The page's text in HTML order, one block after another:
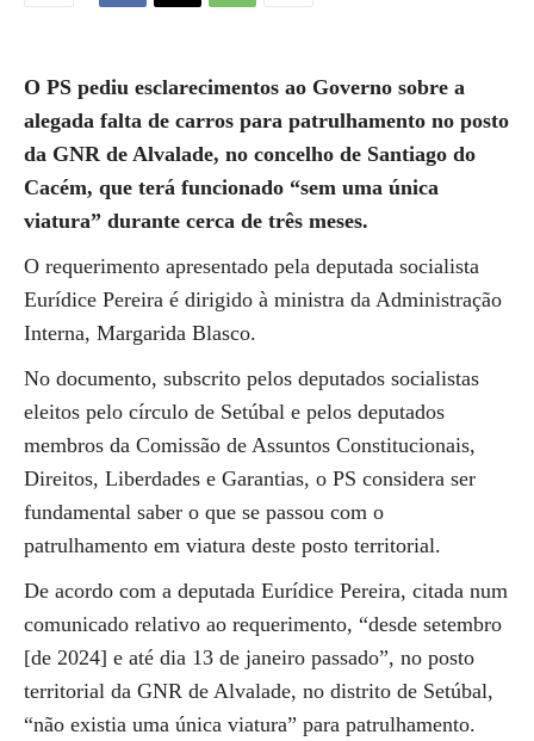
O PS pediu esclarecimentos ao Governo sobre a
alegada falta de carros para patrulhamento no posto
da GNR de Alvalade, no concelho de Santiago do
Cacém, que terá funcionado “sem uma única
viatura” durante cerca de três meses.
O requerimento apresentado pela deputada socialista
Eurídice Pereira é dirigido à ministra da Administração
Interna, Margarida Blasco.
No documento, subscrito pelos deputados socialistas
eleitos pelo círculo de Setúbal e pelos deputados
membros da Comissão de Assuntos Constitucionais,
Direitos, Liberdades e Garantias, o PS considera ser
fundamental saber o que se passou com o
patrulhamento em viatura deste posto territorial.
De acordo com a deputada Eurídice Pereira, citada num
comunicado relativo ao requerimento, “desde setembro
[de 2024] e até dia 13 de janeiro passado”, no posto
territorial da GNR de Alvalade, no distrito de Setúbal,
“não existia uma única viatura” para patrulhamento.